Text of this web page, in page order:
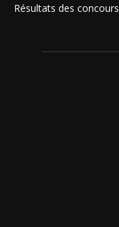
Résultats des concours